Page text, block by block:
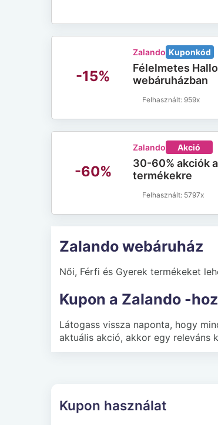
-15%
Zalando Kuponkód
Félelmetes
webáruházban
959x
-60%
Zalando Akció
30-60% akciók
termékekre
5797x
Zalando webáruház
Női, Férfi és Gyerek termékeket
Kupon a Zalando -hoz
Látogass vissza naponta, hogy
aktuális akció, akkor egy releváns
Kupon használat